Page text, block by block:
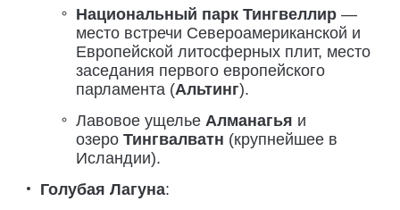
Национальный парк Тингвеллир —
место встречи Североамериканской и
Европейской литосферных плит, место
заседания первого европейского
парламента (Альтинг).
Лавовое ущелье Алманагья и
озеро Тингвалватн (крупнейшее в
Исландии).
Голубая Лагуна: